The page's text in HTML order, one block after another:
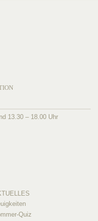
13.30 – 18.00 Uhr
Quiz